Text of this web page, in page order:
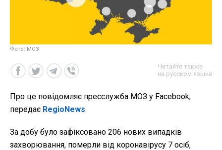
Фото: МОЗ
Читайте также
на русском языке
Про це повідомляє пресслужба МОЗ у Facebook,
передає RegioNews.
За добу було зафіксовано 206 нових випадків
захворювання, померли від коронавірусу 7 осіб,